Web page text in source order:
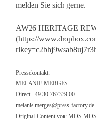
melden Sie sich gerne.
AW26 HERITAGE
(https://
Pressekontakt:
MELANIE MERGES
Direct +49 30 767339 00
melanie.merges@press-factory.de
Original-Content von: MOS